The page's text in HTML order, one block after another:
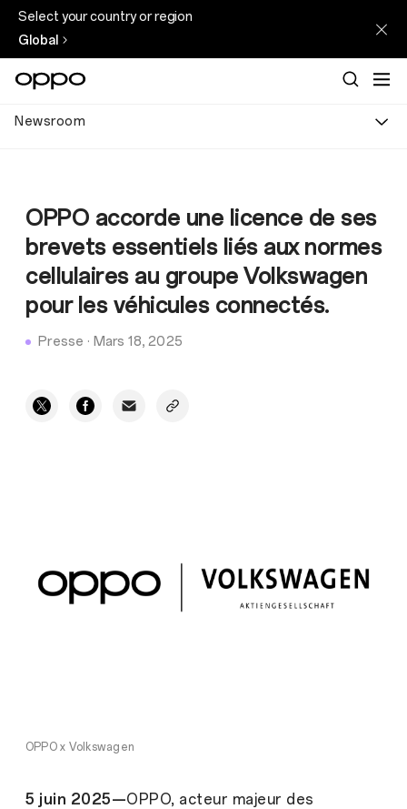
Select your country or region
Global
Newsroom
OPPO accorde une licence de ses
brevets essentiels liés aux normes
cellulaires au groupe Volkswagen
pour les véhicules connectés.
Presse · Mars 18, 2025
OPPO x Volkswagen
5 juin 2025—OPPO, acteur majeur des